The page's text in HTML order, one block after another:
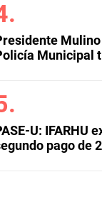
Municipal
U: IFARHU
pago de